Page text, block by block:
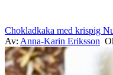
Chokladkaka med krispig
Av: Anna-Karin Eriksson